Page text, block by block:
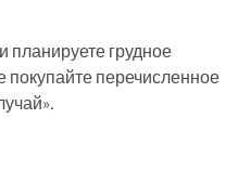
планируете грудное
покупайте перечисленное